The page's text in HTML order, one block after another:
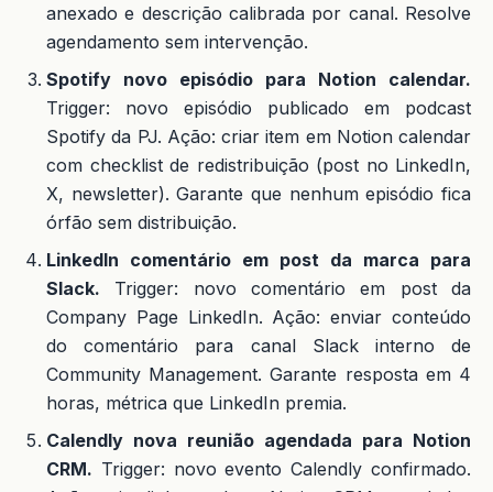
anexado e descrição calibrada por canal. Resolve
agendamento sem intervenção.
Spotify novo episódio para Notion calendar.
Trigger: novo episódio publicado em podcast
Spotify da PJ. Ação: criar item em Notion calendar
com checklist de redistribuição (post no LinkedIn,
X, newsletter). Garante que nenhum episódio fica
órfão sem distribuição.
LinkedIn comentário em post da marca para
Slack. Trigger: novo comentário em post da
Company Page LinkedIn. Ação: enviar conteúdo
do comentário para canal Slack interno de
Community Management. Garante resposta em 4
horas, métrica que LinkedIn premia.
Calendly nova reunião agendada para Notion
CRM. Trigger: novo evento Calendly confirmado.